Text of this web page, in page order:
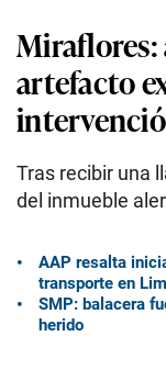
Miraflores:
artefacto
Tras recibir una
del inmueble
AAP resalta
transporte en
SMP: balacera
herido